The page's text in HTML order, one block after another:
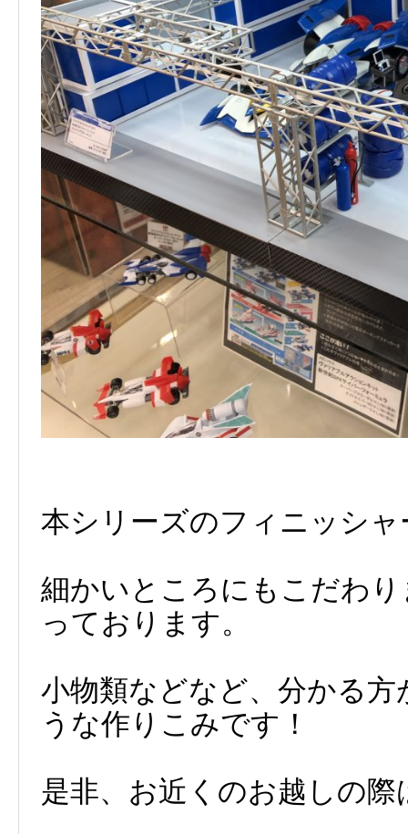
本シリーズのフィニッシャ
細かいところにもこだわ
っております。
小物類などなど、分かる
うな作りこみです！
是非、お近くのお越しの